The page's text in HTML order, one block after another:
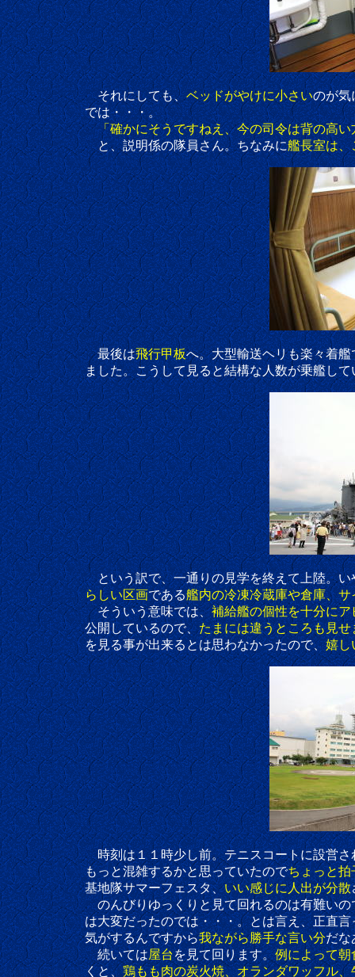
それにしても、ベッドがやけに小さいのが気
では・・・。
「確かにそうですねえ、今の司令は背の高
と、説明係の隊員さん。ちなみに艦長室は、
最後は飛行甲板へ。大型輸送ヘリも楽々着艦
ました。こうして見ると結構な人数が乗艦して
という訳で、一通りの見学を終えて上陸。いやあ
らしい区画である艦内の冷凍冷蔵庫や倉庫、
そういう意味では、補給艦の個性を十分に
公開しているので、たまには違うところも見せ
を見る事が出来るとは思わなかったので、嬉し
時刻は１１時少し前。テニスコートに設営さ
もっと混雑するかと思っていたのでちょっと拍
基地隊サマーフェスタ、いい感じに人出が分散
のんびりゆっくりと見て回れるのは有難いの
は大変だったのでは・・・。とは言え、正直言
気がするんですから我ながら勝手な言い分だな
続いては屋台を見て回ります。例によって朝
くと、鶏もも肉の炭火焼、オランダワッフル